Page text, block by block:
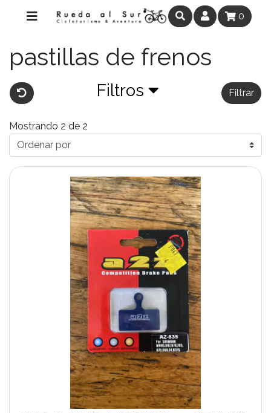
0
pastillas de frenos
Filtros Filtrar
Mostrando 2 de 2